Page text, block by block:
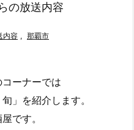
の放送内容
内容 , 那覇市
コーナーでは
」を紹介します。
です。